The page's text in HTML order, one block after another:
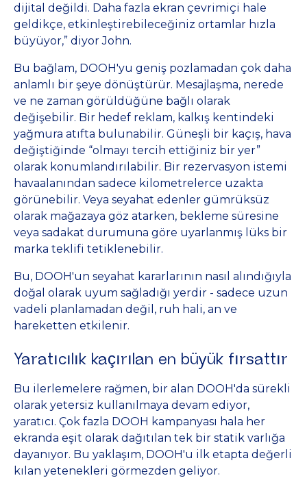
dijital değildi. Daha fazla ekran çevrimiçi hale
geldikçe, etkinleştirebileceğiniz ortamlar hızla
büyüyor,” diyor John.
Bu bağlam, DOOH'yu geniş pozlamadan çok daha
anlamlı bir şeye dönüştürür. Mesajlaşma, nerede
ve ne zaman görüldüğüne bağlı olarak
değişebilir. Bir hedef reklam, kalkış kentindeki
yağmura atıfta bulunabilir. Güneşli bir kaçış, hava
değiştiğinde “olmayı tercih ettiğiniz bir yer”
olarak konumlandırılabilir. Bir rezervasyon istemi
havaalanından sadece kilometrelerce uzakta
görünebilir. Veya seyahat edenler gümrüksüz
olarak mağazaya göz atarken, bekleme süresine
veya sadakat durumuna göre uyarlanmış lüks bir
marka teklifi tetiklenebilir.
Bu, DOOH'un seyahat kararlarının nasıl alındığıyla
doğal olarak uyum sağladığı yerdir - sadece uzun
vadeli planlamadan değil, ruh hali, an ve
hareketten etkilenir.
Yaratıcılık kaçırılan en büyük fırsattır
Bu ilerlemelere rağmen, bir alan DOOH'da sürekli
olarak yetersiz kullanılmaya devam ediyor,
yaratıcı. Çok fazla DOOH kampanyası hala her
ekranda eşit olarak dağıtılan tek bir statik varlığa
dayanıyor. Bu yaklaşım, DOOH'u ilk etapta değerli
kılan yetenekleri görmezden geliyor.